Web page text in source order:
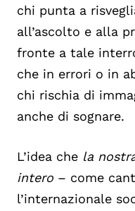
chi punta a
all’ascolto e alla
fronte a tale
che in errori o in
chi rischia di
anche di sognare.
L’idea che la
intero – come
l’internazionale